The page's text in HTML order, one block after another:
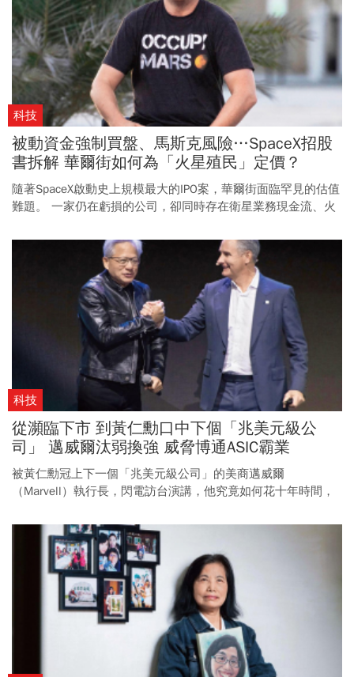
低慈善永續性。
科技
被動資金強制買盤、馬斯克風險…SpaceX招股
書拆解 華爾街如何為「火星殖民」定價？
隨著SpaceX啟動史上規模最大的IPO案，華爾街面臨罕見的估值
難題。 一家仍在虧損的公司，卻同時存在衛星業務現金流、火
科技
從瀕臨下市 到黃仁勳口中下個「兆美元級公
司」 邁威爾汰弱換強 威脅博通ASIC霸業
被黃仁勳冠上下一個「兆美元級公司」的美商邁威爾
（Marvell）執行長，閃電訪台演講，他究竟如何花十年時間，